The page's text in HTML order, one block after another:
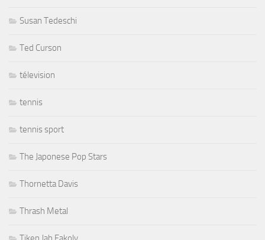
Susan Tedeschi
Ted Curson
télevision
tennis
tennis sport
The Japonese Pop Stars
Thornetta Davis
Thrash Metal